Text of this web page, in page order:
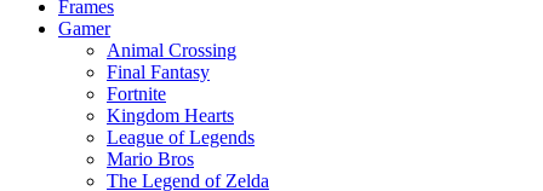
Frames
Gamer
Animal Crossing
Final Fantasy
Fortnite
Kingdom Hearts
League of Legends
Mario Bros
The Legend of Zelda